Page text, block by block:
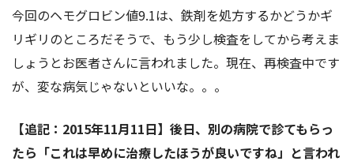
今回のヘモグロビン値9.1は、鉄剤を処方するかどうかギ
リギリのところだそうで、もう少し検査をしてから考えま
しょうとお医者さんに言われました。現在、再検査中です
が、変な病気じゃないといいな。。。
【追記：2015年11月11日】後日、別の病院で診てもらっ
たら「これは早めに治療したほうが良いですね」と言われ